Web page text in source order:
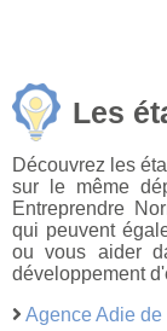
Les
Découvrez les
sur le même
Entreprendre
qui peuvent
ou vous aider
développement
Agence Adie de